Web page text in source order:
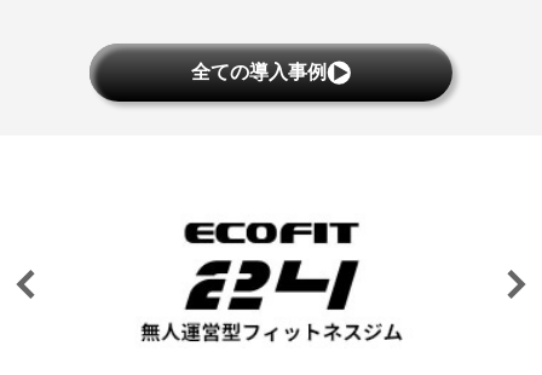
全ての導入事例